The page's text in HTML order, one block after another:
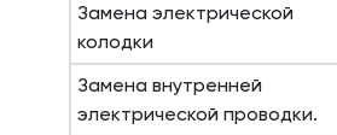
Замена электрической
колодки
Замена внутренней
электрической проводки.